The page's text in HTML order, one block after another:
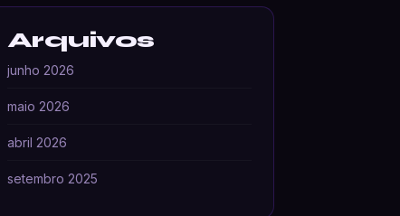
Arquivos
junho 2026
maio 2026
abril 2026
setembro 2025